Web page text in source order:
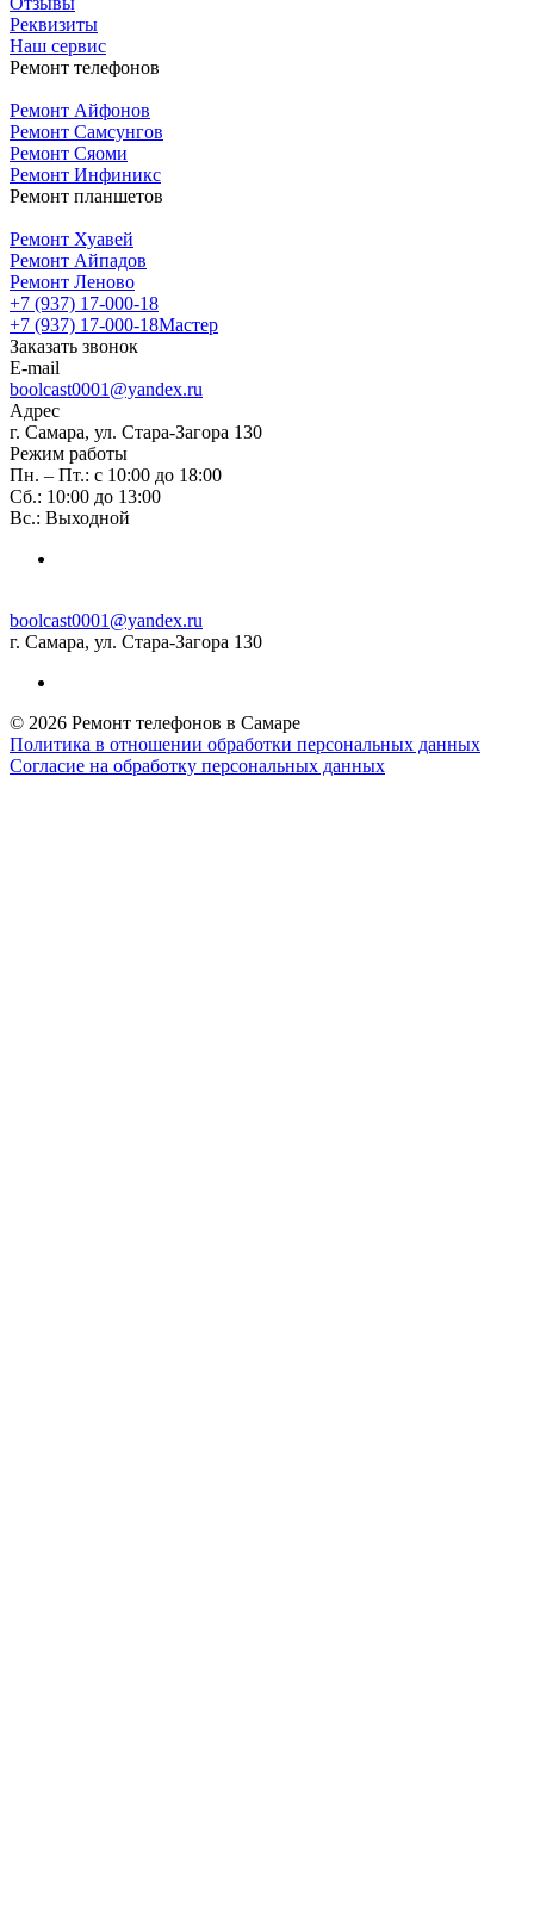
Реквизиты
Наш сервис
Ремонт телефонов
Ремонт Айфонов
Ремонт Самсунгов
Ремонт Сяоми
Ремонт Инфиникс
Ремонт планшетов
Ремонт Хуавей
Ремонт Айпадов
Ремонт Леново
+7 (937) 17-000-18
+7 (937) 17-000-18Мастер
Заказать звонок
E-mail
boolcast0001@yandex.ru
Адрес
г. Самара, ул. Стара-Загора 130
Режим работы
Пн. – Пт.: с 10:00 до 18:00
Сб.: 10:00 до 13:00
Вс.: Выходной
boolcast0001@yandex.ru
г. Самара, ул. Стара-Загора 130
© 2026 Ремонт телефонов в Самаре
Политика в отношении обработки персональных данных
Согласие на обработку персональных данных